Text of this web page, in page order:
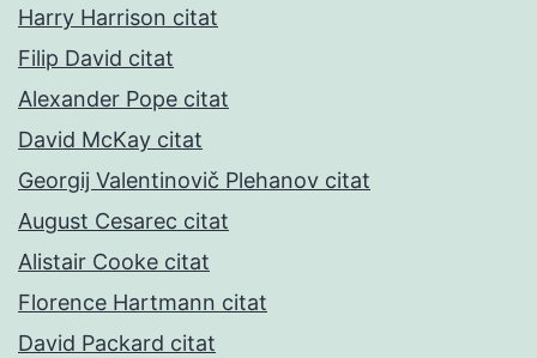
Harry Harrison citat
Filip David citat
Alexander Pope citat
David McKay citat
Georgij Valentinovič Plehanov citat
August Cesarec citat
Alistair Cooke citat
Florence Hartmann citat
David Packard citat